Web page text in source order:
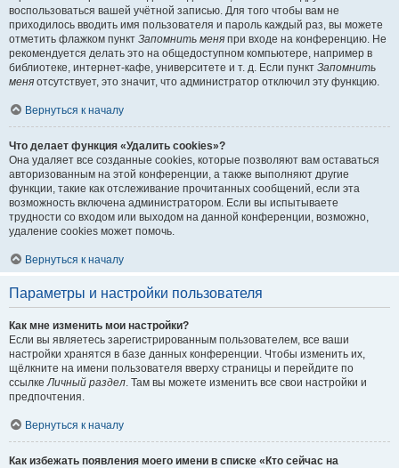
воспользоваться вашей учётной записью. Для того чтобы вам не
приходилось вводить имя пользователя и пароль каждый раз, вы можете
отметить флажком пункт Запомнить меня при входе на конференцию. Не
рекомендуется делать это на общедоступном компьютере, например в
библиотеке, интернет-кафе, университете и т. д. Если пункт Запомнить
меня отсутствует, это значит, что администратор отключил эту функцию.
Вернуться к началу
Что делает функция «Удалить cookies»?
Она удаляет все созданные cookies, которые позволяют вам оставаться
авторизованным на этой конференции, а также выполняют другие
функции, такие как отслеживание прочитанных сообщений, если эта
возможность включена администратором. Если вы испытываете
трудности со входом или выходом на данной конференции, возможно,
удаление cookies может помочь.
Вернуться к началу
Параметры и настройки пользователя
Как мне изменить мои настройки?
Если вы являетесь зарегистрированным пользователем, все ваши
настройки хранятся в базе данных конференции. Чтобы изменить их,
щёлкните на имени пользователя вверху страницы и перейдите по
ссылкеЛичный раздел. Там вы можете изменить все свои настройки и
предпочтения.
Вернуться к началу
Как избежать появления моего имени в списке «Кто сейчас на